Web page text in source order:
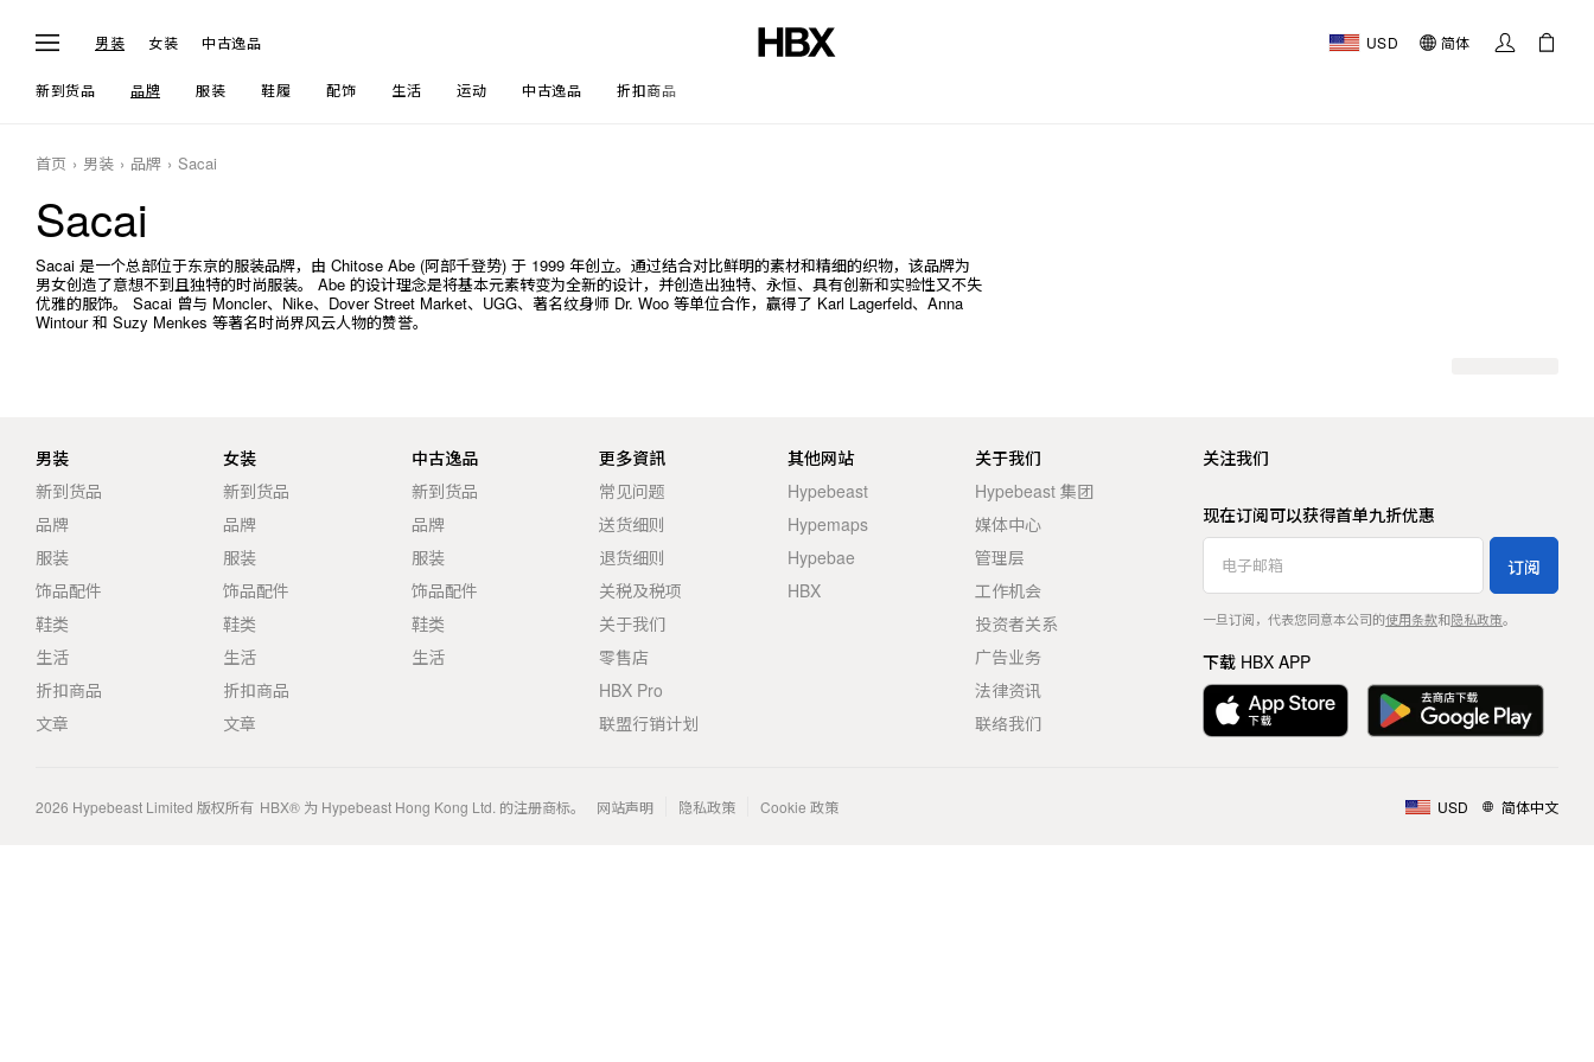
男装 女装 中古逸品 USD 简体
新到货品 品牌 服装 鞋履 配饰 生活 运动 中古逸品 折扣商品
首页 男装 品牌 Sacai
Sacai
Sacai 是一个总部位于东京的服装品牌，由 Chitose Abe (阿部千登势) 于 1999 年创立。通过结合对比鲜明的素材和精细的织物，该品牌为
男女创造了意想不到且独特的时尚服装。 Abe 的设计理念是将基本元素转变为全新的设计，并创造出独特、永恒、具有创新和实验性又不失
优雅的服饰。 Sacai 曾与 Moncler、Nike、Dover Street Market、UGG、著名纹身师 Dr. Woo 等单位合作，赢得了 Karl Lagerfeld、Anna
Wintour 和 Suzy Menkes 等著名时尚界风云人物的赞誉。
男装
新到货品
品牌
服装
饰品配件
鞋类
生活
折扣商品
文章
女装
新到货品
品牌
服装
饰品配件
鞋类
生活
折扣商品
文章
中古逸品
新到货品
品牌
服装
饰品配件
鞋类
生活
更多資訊
常见问题
送货细则
退货细则
关税及税项
关于我们
零售店
HBX Pro
联盟行销计划
其他网站
Hypebeast
Hypemaps
Hypebae
HBX
关于我们
Hypebeast 集团
媒体中心
管理层
工作机会
投资者关系
广告业务
法律资讯
联络我们
关注我们
现在订阅可以获得首单九折优惠
订阅
一旦订阅，代表您同意本公司的使用条款和隐私政策。
下载 HBX APP
2026 Hypebeast Limited 版权所有 HBX® 为 Hypebeast Hong Kong Ltd. 的注册商标。 网站声明 隐私政策 Cookie 政策 USD 简体中文